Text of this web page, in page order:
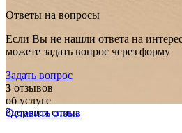
Здоровая спина
Ответы на вопросы
Если Вы не нашли ответа на
можете задать вопрос через форму
Задать вопрос
3 отзывов
об услуге
Оставить отзыв